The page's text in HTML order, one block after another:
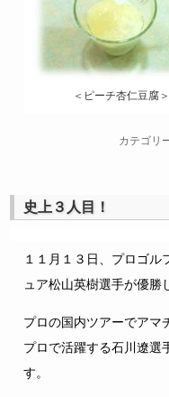
＜ピーチ杏仁豆腐＞
カテゴリ
史上３人目！
１１月１３日、プロゴル
ュア松山英樹選手が優勝
プロの国内ツアーでアマ
プロで活躍する石川遼選
す。